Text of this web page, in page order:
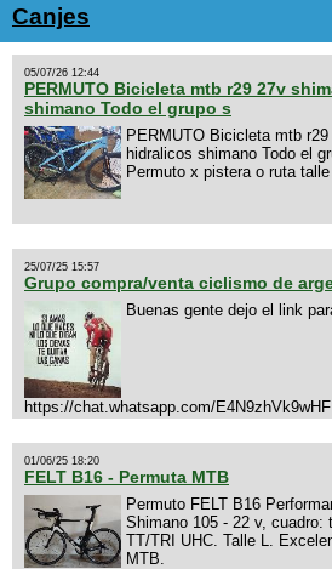
Canjes
05/07/26 12:44
PERMUTO Bicicleta mtb r29 27v
shimano Todo el grupo s
PERMUTO Bicicleta mtb
hidralicos shimano Todo el
Permuto x pistera o ruta talle
25/07/25 15:57
Grupo compra/venta ciclismo de
Buenas gente dejo el link
https://chat.whatsapp.com/
01/06/25 18:20
FELT B16 - Permuta MTB
Permuto FELT B16
Shimano 105 - 22 v, cuadro:
TT/TRI UHC. Talle L.
MTB.